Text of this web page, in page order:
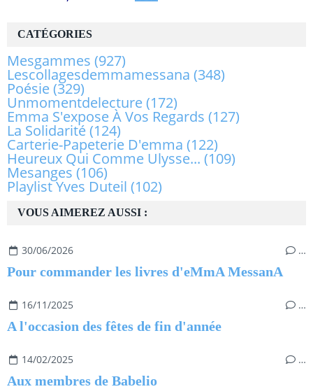
VOUS AIMEREZ AUSSI :
30/06/2026 …
Pour commander les livres d'eMmA MessanA
16/11/2025 …
A l'occasion des fêtes de fin d'année
14/02/2025 …
Aux membres de Babelio
CATÉGORIES
Mesgammes (927)
Lescollagesdemmamessana (348)
Poésie(329)
Unmomentdelecture(172)
Emma S'expose À Vos Regards (127)
La Solidarité(124)
Carterie-Papeterie D'emma (122)
Heureux Qui Comme Ulysse... (109)
Mesanges (106)
Playlist Yves Duteil (102)